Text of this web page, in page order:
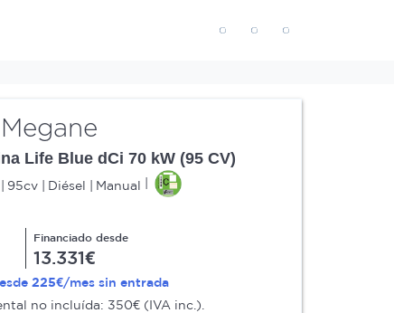
Life Blue dCi 70 kW (95 CV)
95cv Diésel
Manual
Financiado desde
13.331€
225€/mes sin entrada
no incluída: 350€ (IVA inc.).